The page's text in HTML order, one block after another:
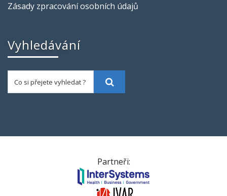
Zásady zpracování osobních údajů
Vyhledávání
Partneři: